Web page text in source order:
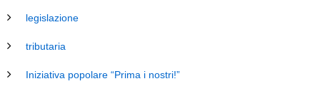
legislazione
tributaria
Iniziativa popolare “Prima i nostri!”